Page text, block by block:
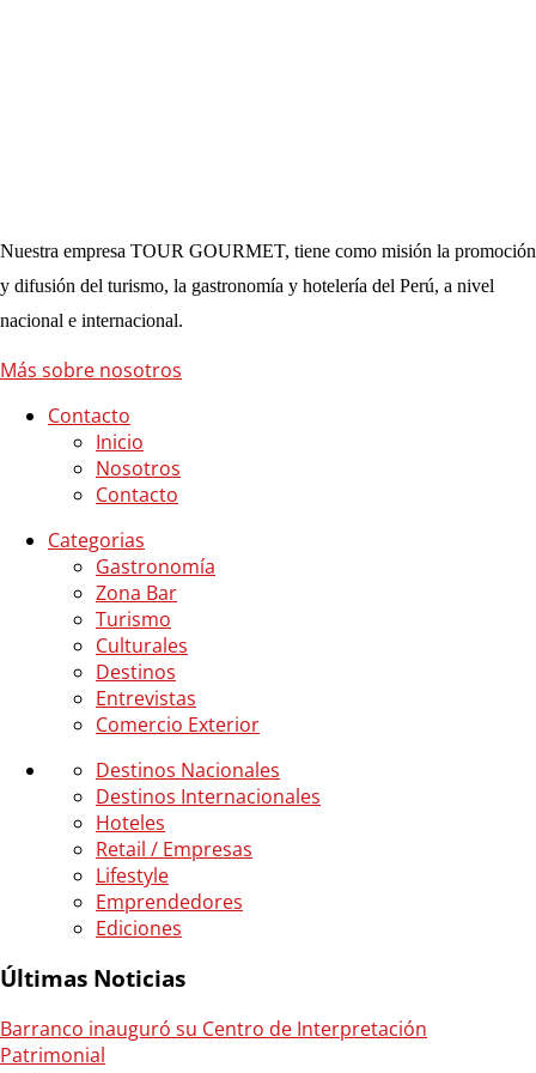
Nuestra empresa TOUR GOURMET, tiene como misión la promoción
y difusión del turismo, la gastronomía y hotelería del Perú, a nivel
nacional e internacional.
Más sobre nosotros
Contacto
Inicio
Nosotros
Contacto
Categorias
Gastronomía
Zona Bar
Turismo
Culturales
Destinos
Entrevistas
Comercio Exterior
Destinos Nacionales
Destinos Internacionales
Hoteles
Retail / Empresas
Lifestyle
Emprendedores
Ediciones
Últimas Noticias
Barranco inauguró su Centro de Interpretación
Patrimonial